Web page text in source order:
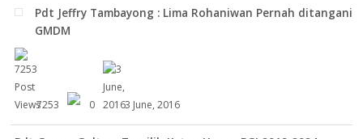
Pdt Jeffry Tambayong : Lima Rohaniwan Pernah ditangani
GMDM
7253 0 3 June, 2016